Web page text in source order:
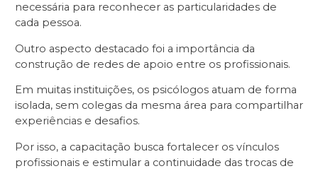
necessária para reconhecer as particularidades de
cada pessoa.
Outro aspecto destacado foi a importância da
construção de redes de apoio entre os profissionais.
Em muitas instituições, os psicólogos atuam de forma
isolada, sem colegas da mesma área para compartilhar
experiências e desafios.
Por isso, a capacitação busca fortalecer os vínculos
profissionais e estimular a continuidade das trocas de